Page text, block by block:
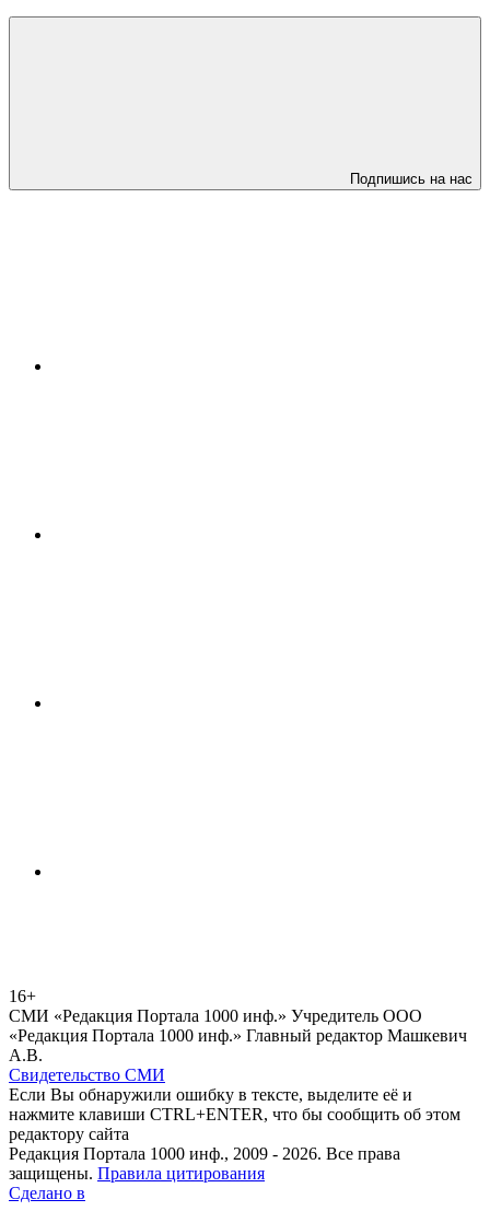
Подпишись на нас
16+
СМИ «Редакция Портала 1000 инф.» Учредитель ООО
«Редакция Портала 1000 инф.» Главный редактор Машкевич
А.В.
Свидетельство СМИ
Если Вы обнаружили ошибку в тексте, выделите её и
нажмите клавиши CTRL+ENTER, что бы сообщить об этом
редактору сайта
Редакция Портала 1000 инф., 2009 - 2026. Все права
защищены. Правила цитирования
Сделано в